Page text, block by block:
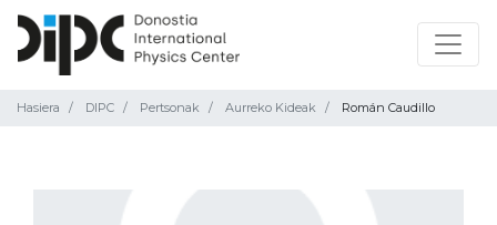
Hasiera DIPC Pertsonak Aurreko Kideak Román Caudillo